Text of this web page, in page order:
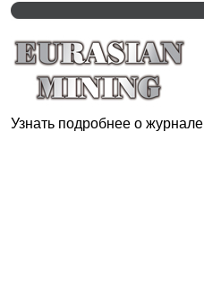
Узнать подробнее о журнале